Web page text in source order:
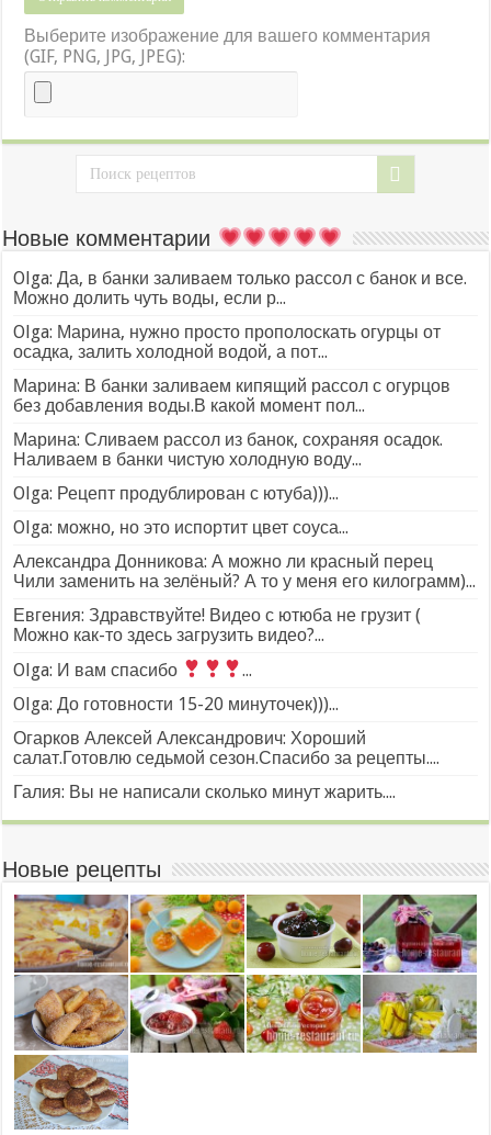
Выберите изображение для вашего комментария
(GIF, PNG, JPG, JPEG):
Новые комментарии
Olga: Да, в банки заливаем только рассол с банок и все.
Можно долить чуть воды, если р...
Olga: Марина, нужно просто прополоскать огурцы от
осадка, залить холодной водой, а пот...
Марина: В банки заливаем кипящий рассол с огурцов
без добавления воды.В какой момент пол...
Марина: Сливаем рассол из банок, сохраняя осадок.
Наливаем в банки чистую холодную воду...
Olga: Рецепт продублирован с ютуба)))...
Olga: можно, но это испортит цвет соуса...
Александра Донникова: А можно ли красный перец
Чили заменить на зелёный? А то у меня его килограмм)...
Евгения: Здравствуйте! Видео с ютюба не грузит (
Можно как-то здесь загрузить видео?...
Olga: И вам спасибо
...
Olga: До готовности 15-20 минуточек)))...
Огарков Алексей Александрович: Хороший
салат.Готовлю седьмой сезон.Спасибо за рецепты....
Галия: Вы не написали сколько минут жарить....
Новые рецепты